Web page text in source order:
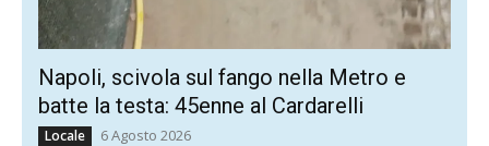
Napoli, scivola sul fango nella Metro e
batte la testa: 45enne al Cardarelli
Locale 6 Agosto 2026